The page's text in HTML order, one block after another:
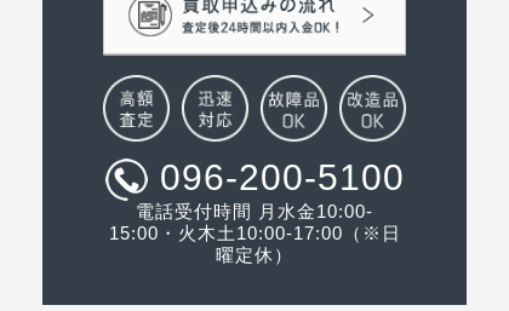
096-200-5100
電話受付時間 月水金10:00-
15:00・火木土10:00-17:00（※日
曜定休）